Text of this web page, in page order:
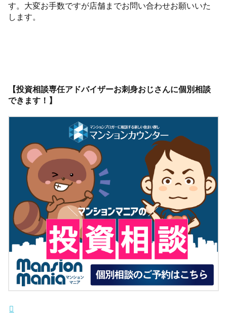
す。大変お手数ですが店舗までお問い合わせお願いいた
します。
【投資相談専任アドバイザーお刺身おじさんに個別相談
できます！】